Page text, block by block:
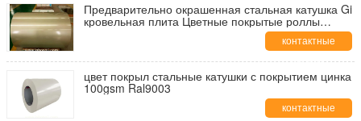
Предварительно окрашенная стальная катушка Gi
кровельная плита Цветные покрытые роллы
Предварительно окрашенная стальная катушка
контактные
данные
цвет покрыл стальные катушки с покрытием цинка
100gsm Ral9003
контактные